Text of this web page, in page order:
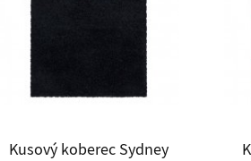
Kusový koberec Sydney